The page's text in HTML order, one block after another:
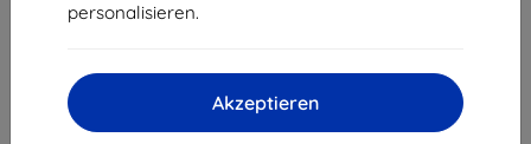
personalisieren.
Akzeptieren
info@top4mobile.eu